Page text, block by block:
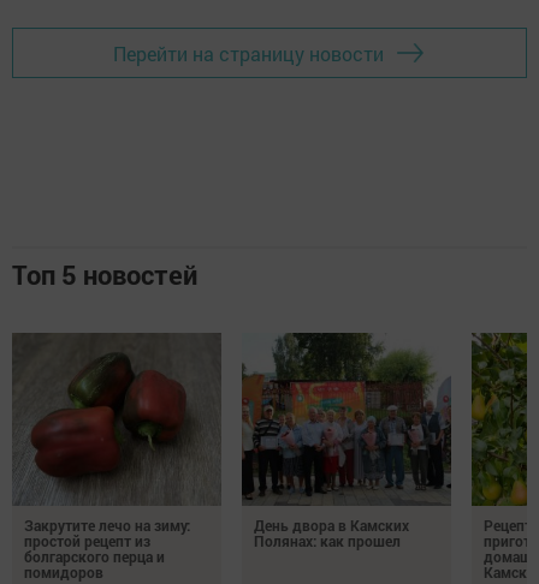
Перейти на страницу новости
Топ 5 новостей
Закрутите лечо на зиму:
простой рецепт из
болгарского перца и
помидоров
День двора в Камских
Полянах: как прошел